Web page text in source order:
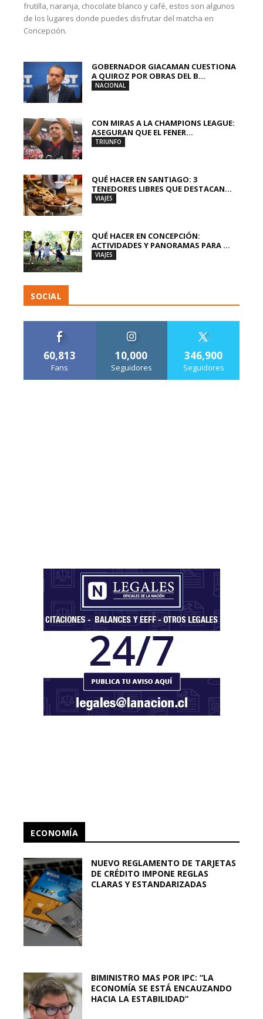
frutilla, naranja, chocolate blanco y café, estos son algunos
de los lugares donde puedes disfrutar del matcha en
Concepción.
GOBERNADOR GIACAMAN CUESTIONA
A QUIROZ POR OBRAS DEL B...
NACIONAL
CON MIRAS A LA CHAMPIONS LEAGUE:
ASEGURAN QUE EL FENER...
TRIUNFO
QUÉ HACER EN SANTIAGO: 3
TENEDORES LIBRES QUE DESTACAN...
VIAJES
QUÉ HACER EN CONCEPCIÓN:
ACTIVIDADES Y PANORAMAS PARA ...
VIAJES
SOCIAL
60,813
Fans
10,000
Seguidores
346,900
Seguidores
ECONOMÍA
NUEVO REGLAMENTO DE TARJETAS
DE CRÉDITO IMPONE REGLAS
CLARAS Y ESTANDARIZADAS
BIMINISTRO MAS POR IPC: “LA
ECONOMÍA SE ESTÁ ENCAUZANDO
HACIA LA ESTABILIDAD”